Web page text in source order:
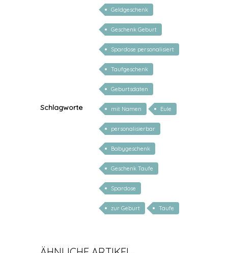
Schlagworte
Geldgeschenk
Geschenk Geburt
Spardose personalisiert
Taufgeschenk
Geburtsdaten
mit Namen Eule
personalisierbar
Babygeschenk
Geschenk Taufe
Spardose
zur Geburt Taufe